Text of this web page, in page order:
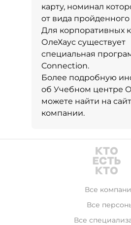
карту, номинал
от вида пройденного
Для корпоративных
ОлеХаус существует
специальная
Connection.
Более подробную
об Учебном центре
можете найти на
компании.
Все
Все
Все